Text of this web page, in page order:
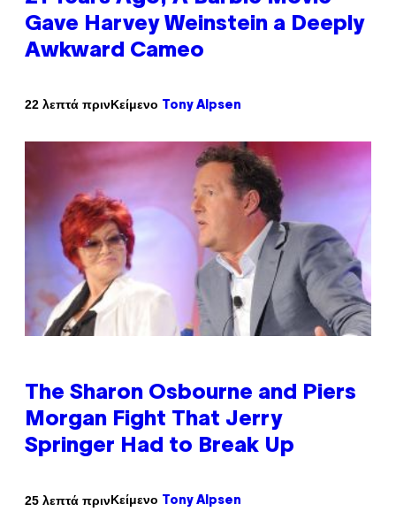
Gave Harvey Weinstein a Deeply
Awkward Cameo
22 λεπτά πρινΚείμενο Tony Alpsen
The Sharon Osbourne and Piers
Morgan Fight That Jerry
Springer Had to Break Up
25 λεπτά πρινΚείμενο Tony Alpsen